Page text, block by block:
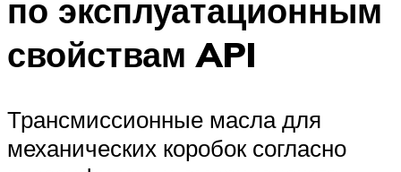
по эксплуатационным
свойствам API
Трансмиссионные масла для
механических коробок согласно